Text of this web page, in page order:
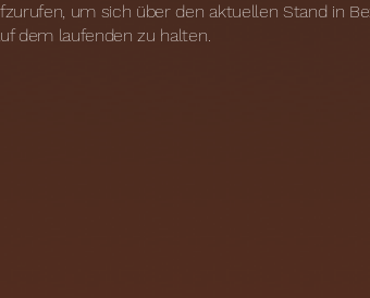
um sich über den aktuellen Stand in
dem laufenden zu halten.